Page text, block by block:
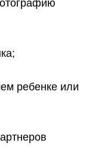
ребенке или